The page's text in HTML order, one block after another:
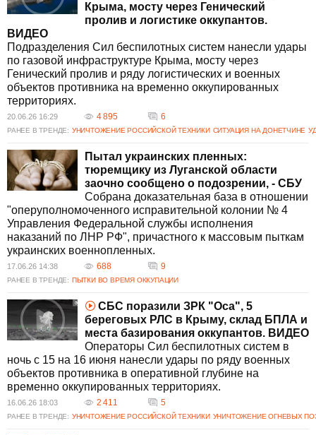
Крыма, мосту через Генический
пролив и логистике оккупантов.
ВИДЕО
Подразделения Сил беспилотных систем нанесли удары
по газовой инфраструктуре Крыма, мосту через
Генический пролив и ряду логистических и военных
объектов противника на временно оккупированных
территориях.
20.06.26 16:29 4 895 6
РАНЕЕ В ТРЕНДЕ: УНИЧТОЖЕНИЕ РОССИЙСКОЙ ТЕХНИКИ СИТУАЦИЯ НА ДОНЕТЧИНЕ
Пытал украинских пленных:
тюремщику из Луганской области
заочно сообщено о подозрении, - СБУ
Собрана доказательная база в отношении
"оперуполномоченного исправительной колонии № 4
Управления Федеральной службы исполнения
наказаний по ЛНР РФ", причастного к массовым пыткам
украинских военнопленных.
17.06.26 14:38 688 9
РАНЕЕ В ТРЕНДЕ: ПЫТКИ ВО ВРЕМЯ ОККУПАЦИИ
СБС поразили ЗРК "Оса", 5
береговых РЛС в Крыму, склад БПЛА и
места базирования оккупантов. ВИДЕО
Операторы Сил беспилотных систем в
ночь с 15 на 16 июня нанесли удары по ряду военных
объектов противника в оперативной глубине на
временно оккупированных территориях.
16.06.26 18:03 2 411 5
РАНЕЕ В ТРЕНДЕ: УНИЧТОЖЕНИЕ РОССИЙСКОЙ ТЕХНИКИ УНИЧТОЖЕНИЕ ОГНЕВЫХ